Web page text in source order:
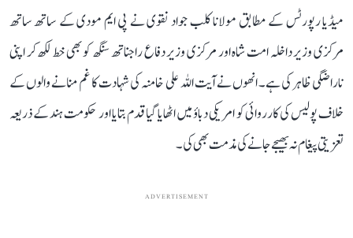
میڈیا رپورٹس کے مطابق مولانا کلب جواد نقوی نے پی ایم مودی کے ساتھ ساتھ
مرکزی وزیر داخلہ امت شاہ اور مرکزی وزیر دفاع راجناتھ سنگھ کو بھی خط لکھ کر اپنی
ناراضگی ظاہر کی ہے۔ انھوں نے آیت اللہ علی خامنہ کی شہادت کا غم منانے والوں کے
خلاف پولیس کی کارروائی کو امریکی دباؤ میں اٹھایا گیا قدم بتایا اور حکومت ہند کے ذریعہ
تعزیتی پیغام نہ بھیجے جانے کی مذمت بھی کی۔
ADVERTISEMENT